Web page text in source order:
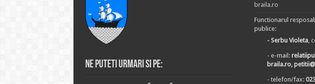
Ne puteti urmari si pe:
braila.ro
Functionarul
publice:
- Serbu Violeta,
- e-mail:
braila.ro,
- telefon/fax: